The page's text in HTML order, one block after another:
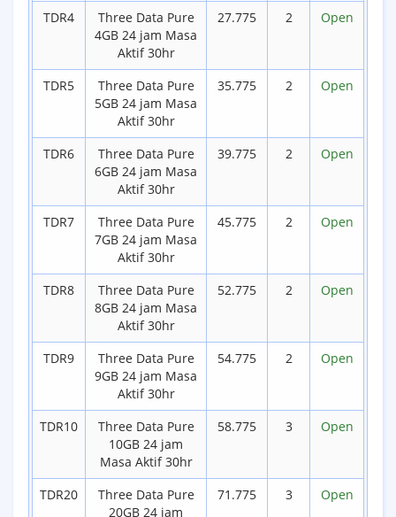
TDR4
Three Data Pure
4GB 24 jam Masa
Aktif 30hr
27.775 2 Open
TDR5
Three Data Pure
5GB 24 jam Masa
Aktif 30hr
35.775 2 Open
TDR6
Three Data Pure
6GB 24 jam Masa
Aktif 30hr
39.775 2 Open
TDR7
Three Data Pure
7GB 24 jam Masa
Aktif 30hr
45.775 2 Open
TDR8
Three Data Pure
8GB 24 jam Masa
Aktif 30hr
52.775 2 Open
TDR9
Three Data Pure
9GB 24 jam Masa
Aktif 30hr
54.775 2 Open
TDR10
Three Data Pure
10GB 24 jam
Masa Aktif 30hr
58.775 3 Open
TDR20
Three Data Pure
20GB 24 jam
71.775 3 Open